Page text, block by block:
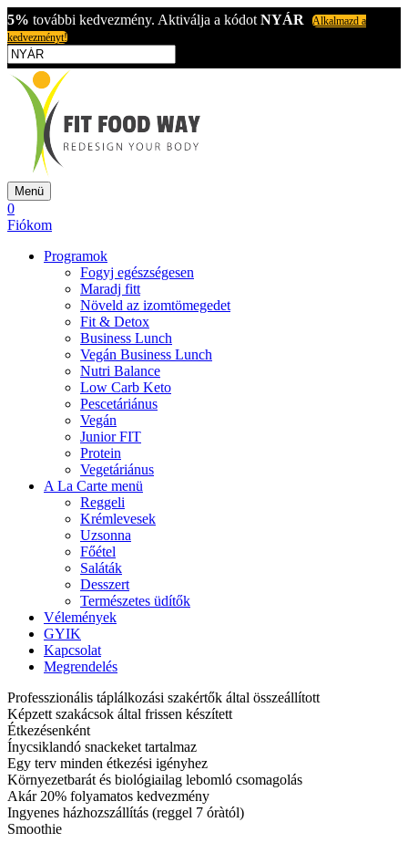
5% további kedvezmény. Aktiválja a kódot NYÁR
Alkalmazd a
kedvezményt!
Menü
0
Fiókom
Programok
Fogyj egészségesen
Maradj fitt
Növeld az izomtömegedet
Fit & Detox
Business Lunch
Vegán Business Lunch
Nutri Balance
Low Carb Keto
Pescetáriánus
Vegán
Junior FIT
Protein
Vegetáriánus
A La Carte menü
Reggeli
Krémlevesek
Uzsonna
Főétel
Saláták
Desszert
Természetes üdítők
Vélemények
GYIK
Kapcsolat
Megrendelés
Professzionális táplálkozási szakértők által összeállított
Képzett szakácsok által frissen készített
Étkezésenként
Ínycsiklandó snackeket tartalmaz
Egy terv minden étkezési igényhez
Környezetbarát és biológiailag lebomló csomagolás
Akár 20% folyamatos kedvezmény
Ingyenes házhozszállítás (reggel 7 óràtól)
Smoothie